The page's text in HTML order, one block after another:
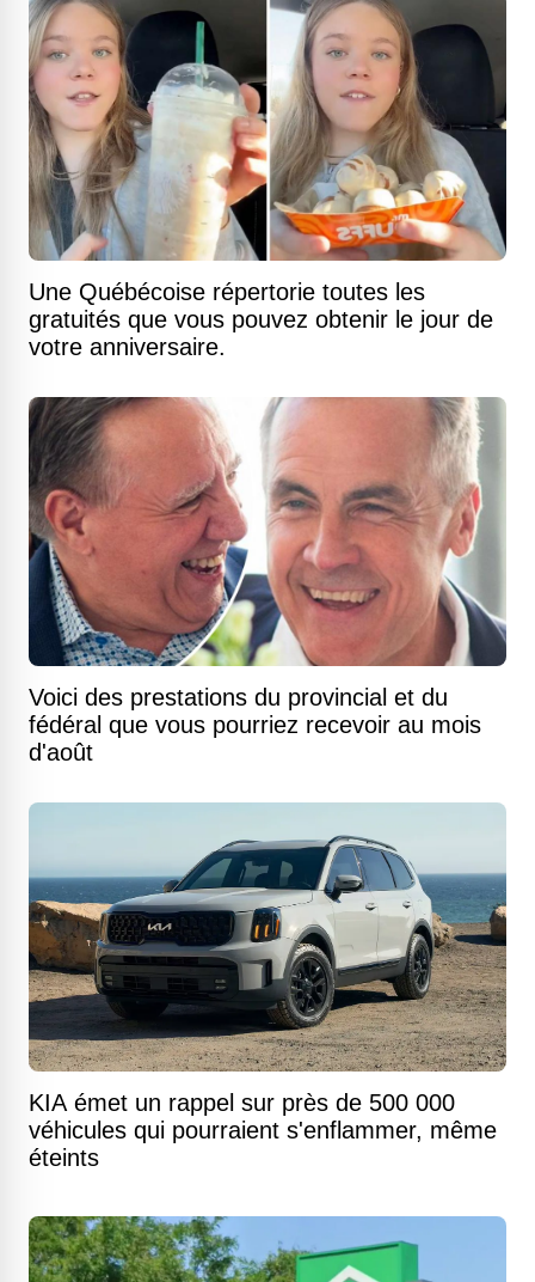
Une Québécoise répertorie toutes les
gratuités que vous pouvez obtenir le jour de
votre anniversaire.
Voici des prestations du provincial et du
fédéral que vous pourriez recevoir au mois
d'août
KIA émet un rappel sur près de 500 000
véhicules qui pourraient s'enflammer, même
éteints